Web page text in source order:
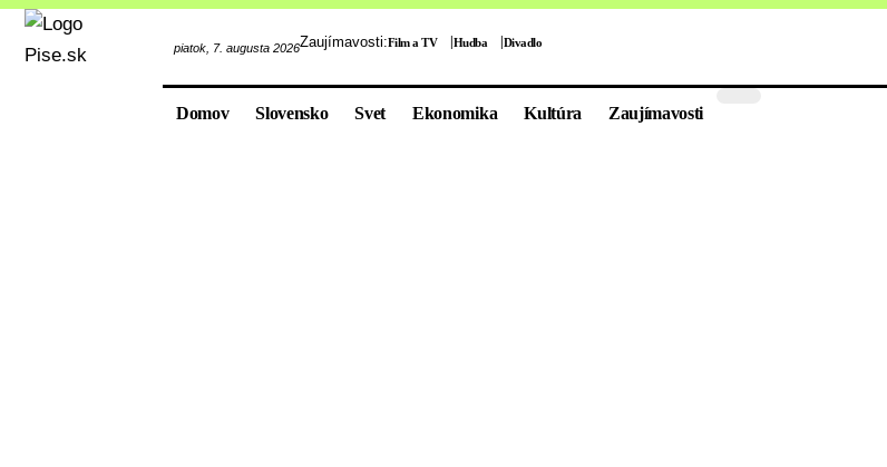
piatok, 7. augusta 2026Zaujímavosti:Film a TV Hudba Divadlo
Domov Slovensko Svet Ekonomika Kultúra Zaujímavosti